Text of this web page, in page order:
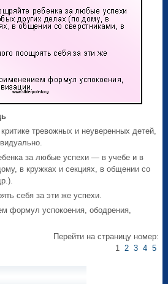
тревожных и неуверенных детей,
за любые успехи — в учебе и в
в кружках и секциях, в общении со
себя за эти же успехи.
формул успокоения, ободрения,
Перейти на страницу номер:
1 2 3 4 5